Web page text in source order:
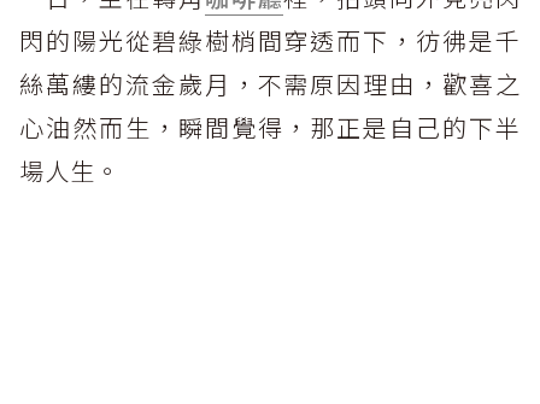
閃的陽光從碧綠樹梢間穿透而下，彷彿是千
絲萬縷的流金歲月，不需原因理由，歡喜之
心油然而生，瞬間覺得，那正是自己的下半
場人生。